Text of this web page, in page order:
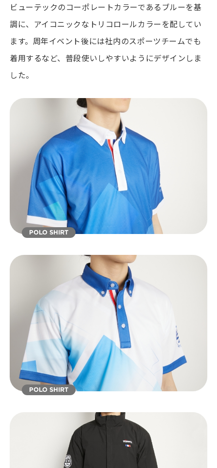
ビューテックのコーポレートカラーであるブルーを基
調に、アイコニックなトリコロールカラーを配してい
ます。周年イベント後には社内のスポーツチームでも
着用するなど、普段使いしやすいようにデザインしま
した。
POLO SHIRT
POLO SHIRT